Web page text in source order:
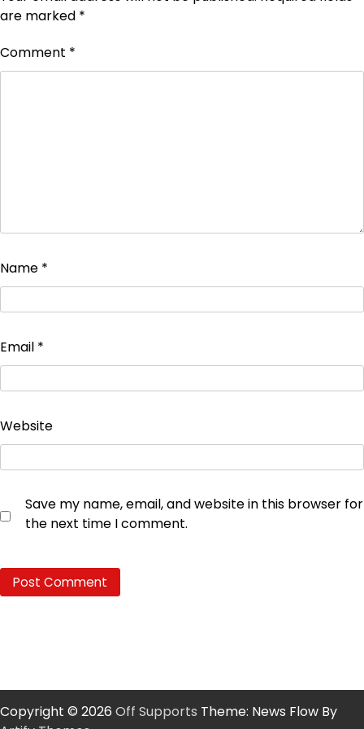
are marked *
Comment *
Name *
Email *
Website
Save my name, email, and website in this browser for
the next time I comment.
Copyright © 2026 Off Supports Theme: News Flow By